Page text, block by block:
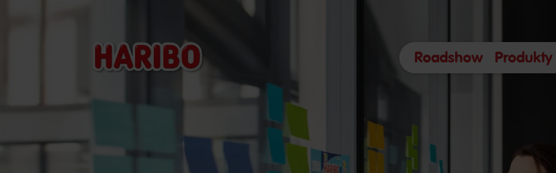
Roadshow Produkty